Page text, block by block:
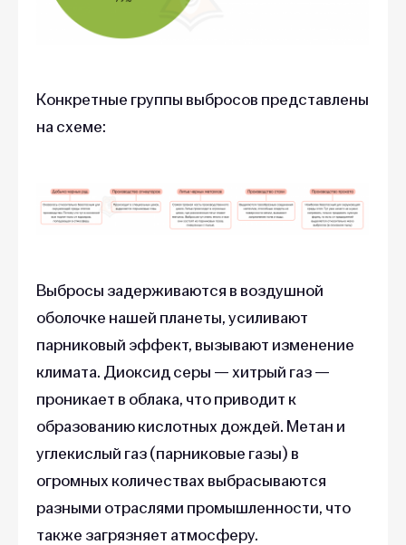
Конкретные группы выбросов представлены
на схеме:
Выбросы задерживаются в воздушной
оболочке нашей планеты, усиливают
парниковый эффект, вызывают изменение
климата. Диоксид серы — хитрый газ —
проникает в облака, что приводит к
образованию кислотных дождей. Метан и
углекислый газ (парниковые газы) в
огромных количествах выбрасываются
разными отраслями промышленности, что
также загрязняет атмосферу.